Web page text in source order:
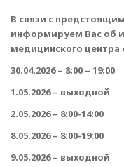
В связи с
информируем Вас об
медицинского
30.04.2026 – 8:00 – 19:00
1.05.2026 – выходной
2.05.2026 – 8:00-14:00
8.05.2026 – 8:00-19:00
9.05.2026 – выходной